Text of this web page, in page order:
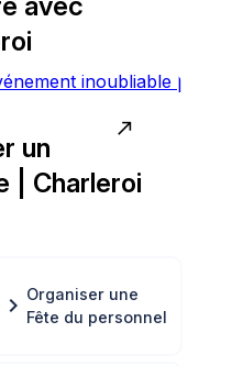
un
| Charleroi
north_east
chevron_right Organiser une
Fête du personnel